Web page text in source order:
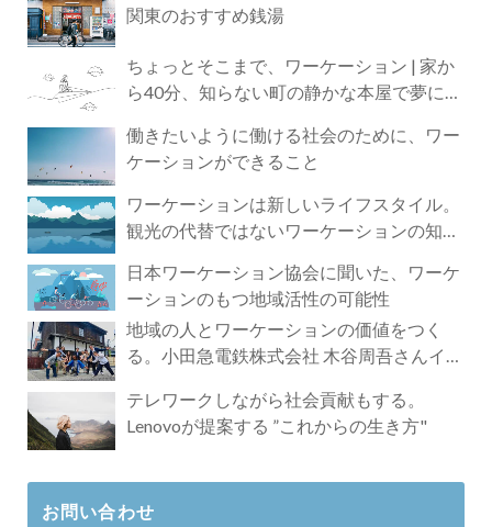
関東のおすすめ銭湯
ちょっとそこまで、ワーケーション | 家か
ら40分、知らない町の静かな本屋で夢に近
働きたいように働ける社会のために、ワー
ケーションができること
ワーケーションは新しいライフスタイル。
観光の代替ではないワーケーションの知ら
日本ワーケーション協会に聞いた、ワーケ
ーションのもつ地域活性の可能性
地域の人とワーケーションの価値をつく
る。小田急電鉄株式会社 木谷周吾さんイン
テレワークしながら社会貢献もする。
Lenovoが提案する ”これからの生き方"
お問い合わせ